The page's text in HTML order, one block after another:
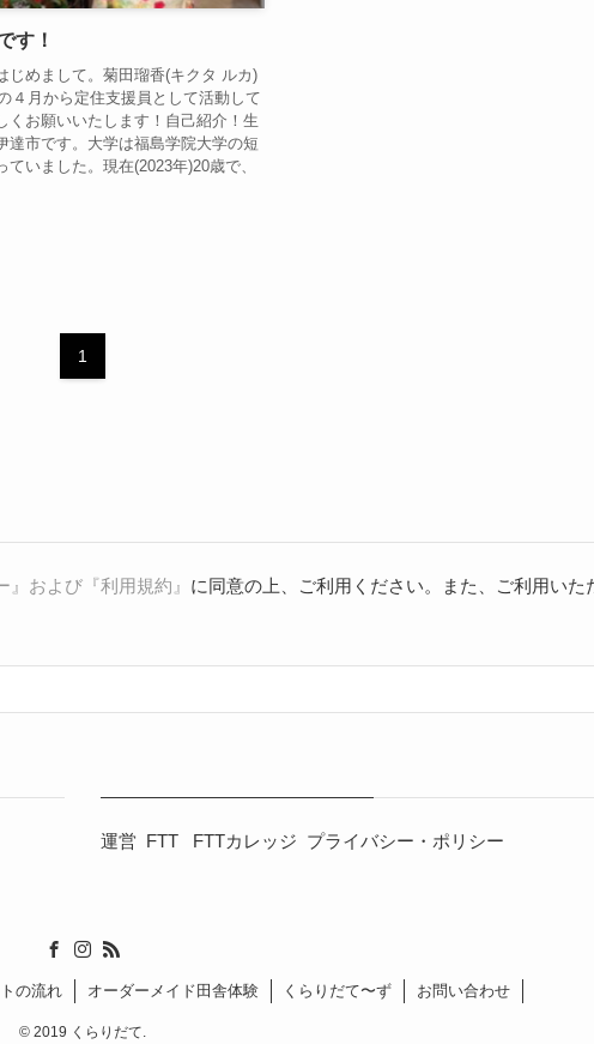
す！
じめまして。菊田瑠香(キクタ ルカ)
４月から定住支援員として活動して
くお願いいたします！自己紹介！生
達市です。大学は福島学院大学の短
ていました。現在(2023年)20歳で、
1
』および『利用規約』 に同意の上、ご利用ください。また、ご利用いた
運営 FTT FTTカレッジ プライバシー・ポリシー
の流れ オーダーメイド田舎体験 くらりだて〜ず お問い合わせ
© 2019 くらりだて.